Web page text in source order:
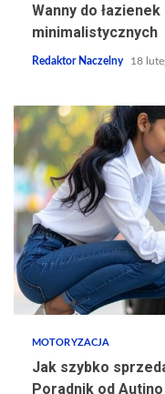
Wanny do
minimalistycznych
Redaktor Naczelny 18
MOTORYZACJA
Jak szybko
Poradnik od Autino